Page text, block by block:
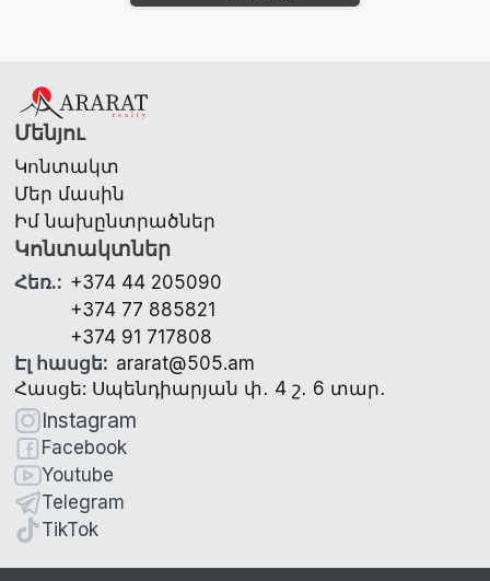
Մենյու
Կոնտակտ
Մեր մասին
Իմ նախընտրածներ
Կոնտակտներ
Հեռ.: +374 44 205090
+374 77 885821
+374 91 717808
Էլ հասցե: ararat@505.am
Հասցե: Սպենդիարյան փ․ 4 շ․ 6 տար․
Instagram
Facebook
Youtube
Telegram
TikTok